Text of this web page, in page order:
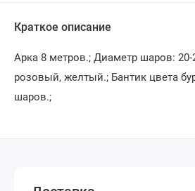
Краткое описание
Арка 8 метров.; Диаметр шаров:
розовый, желтый.; Бантик цвета
шаров.;